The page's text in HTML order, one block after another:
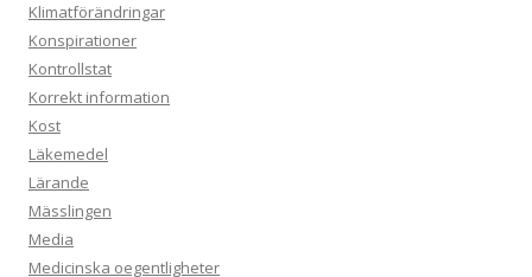
Klimatförändringar
Konspirationer
Kontrollstat
Korrekt information
Kost
Läkemedel
Lärande
Mässlingen
Media
Medicinska oegentligheter